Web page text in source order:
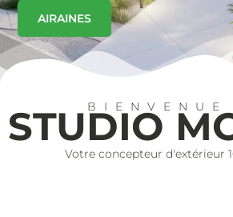
AIRAINES
BIENVENUE
STUDIO
Votre concepteur d'extérieur